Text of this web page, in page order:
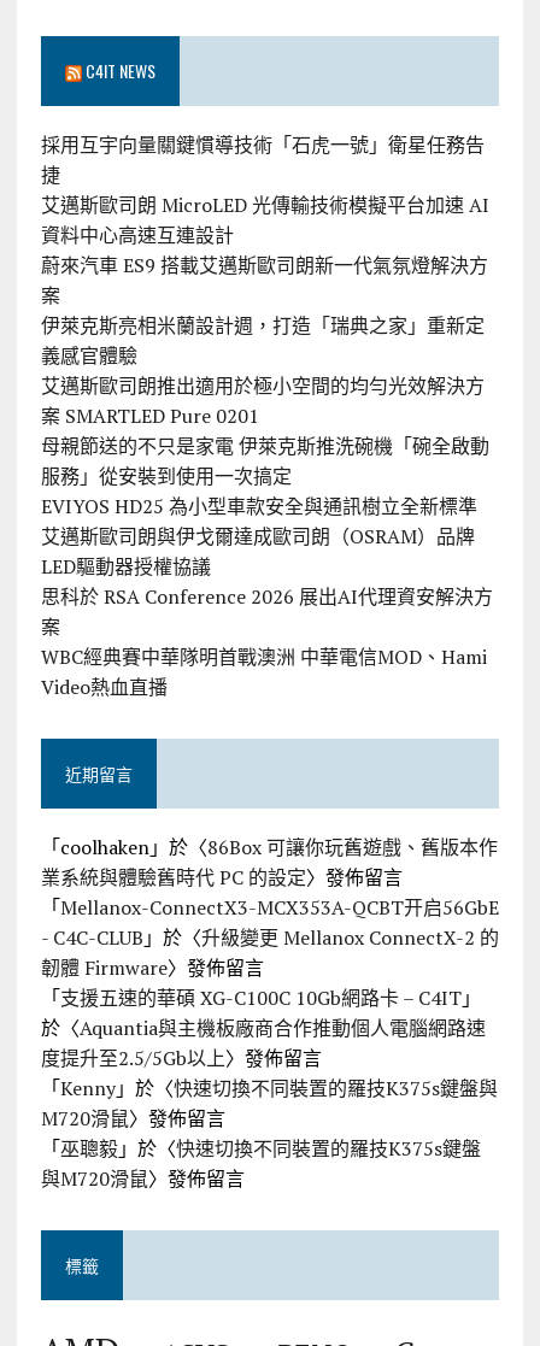
C4IT NEWS
採用互宇向量關鍵慣導技術「石虎一號」衛星任務告
捷
艾邁斯歐司朗 MicroLED 光傳輸技術模擬平台加速 AI
資料中心高速互連設計
蔚來汽車 ES9 搭載艾邁斯歐司朗新一代氣氛燈解決方
案
伊萊克斯亮相米蘭設計週，打造「瑞典之家」重新定
義感官體驗
艾邁斯歐司朗推出適用於極小空間的均勻光效解決方
案 SMARTLED Pure 0201
母親節送的不只是家電 伊萊克斯推洗碗機「碗全啟動
服務」從安裝到使用一次搞定
EVIYOS HD25 為小型車款安全與通訊樹立全新標準
艾邁斯歐司朗與伊戈爾達成歐司朗（OSRAM）品牌
LED驅動器授權協議
思科於 RSA Conference 2026 展出AI代理資安解決方
案
WBC經典賽中華隊明首戰澳洲 中華電信MOD、Hami
Video熱血直播
近期留言
「coolhaken」於〈86Box 可讓你玩舊遊戲、舊版本作
業系統與體驗舊時代 PC 的設定〉發佈留言
「Mellanox-ConnectX3-MCX353A-QCBT开启56GbE
- C4C-CLUB 」於〈升級變更 Mellanox ConnectX-2 的
韌體 Firmware〉發佈留言
「支援五速的華碩 XG-C100C 10Gb網路卡 – C4IT」
於〈Aquantia與主機板廠商合作推動個人電腦網路速
度提升至2.5/5Gb以上〉發佈留言
「Kenny」於〈快速切換不同裝置的羅技K375s鍵盤與
M720滑鼠〉發佈留言
「巫聰毅」於〈快速切換不同裝置的羅技K375s鍵盤
與M720滑鼠〉發佈留言
標籤